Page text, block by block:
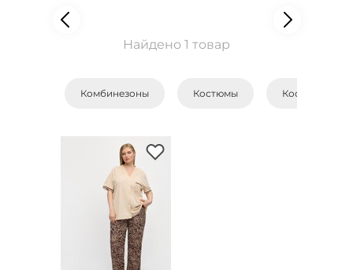
Найдено 1 товар
Комбинезоны Костюмы Костюмы с